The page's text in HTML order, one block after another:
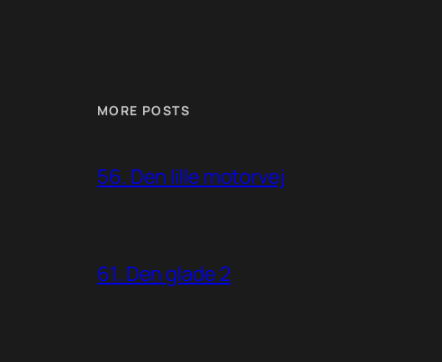
MORE POSTS
56. Den lille motorvej
61. Den glade 2